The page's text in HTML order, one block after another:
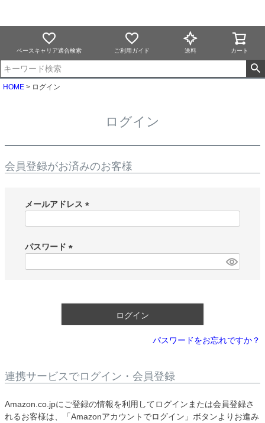
ベースキャリア適合検索 ご利用ガイド 送料 カート
HOME ログイン
ログイン
会員登録がお済みのお客様
メールアドレス
)
パスワード
ログイン
パスワードをお忘れですか？
連携サービスでログイン・会員登録
Amazon.co.jpにご登録の情報を利用してログインまたは会員登録さ
れるお客様は、「Amazonアカウントでログイン」ボタンよりお進み